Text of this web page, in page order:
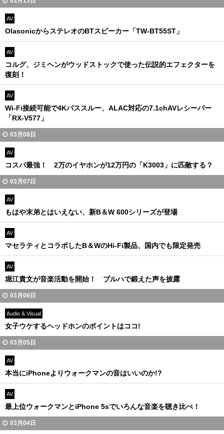
AV
OlasonicからステレオのBTスピーカー「TW-BT55ST」
AV
コルグ、ジミヘンがウッドストックで使った伝説的エフェクターを
復刻！
AV
Wi-Fi接続可能で4Kパススルー、ALAC対応の7.1chAVレシーバー
「RX-V577」
03月08日
AV
コスパ最強！ 2万のイヤホンが12万円の「K3003」に匹敵する？
03月07日
AV
もはや末弟とはいえない、新B＆W 600シリーズが登場
AV
マセラティとコラボしたB＆WのHi-Fi製品、国内でも限定発売
AV
堀江貴文が音楽活動を開始！ ブルハで鍛えた声を披露
03月06日
Audio & Visual
女子ウケするヘッドホンのポイントはココ!
03月05日
AV
本当にiPhoneよりウォークマンの音はいいのか!?
AV
最上位ウォークマンとiPhone 5sでいろんな音楽を聴き比べ！
03月04日